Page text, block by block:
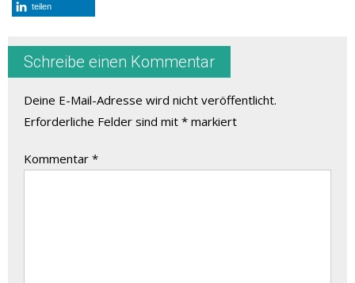
teilen
Schreibe einen Kommentar
Deine E-Mail-Adresse wird nicht veröffentlicht.
Erforderliche Felder sind mit * markiert
Kommentar *